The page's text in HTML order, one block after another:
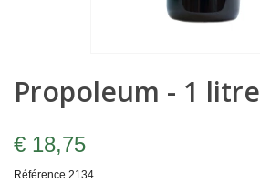
Propoleum - 1 litre
€ 18,75
Référence 2134